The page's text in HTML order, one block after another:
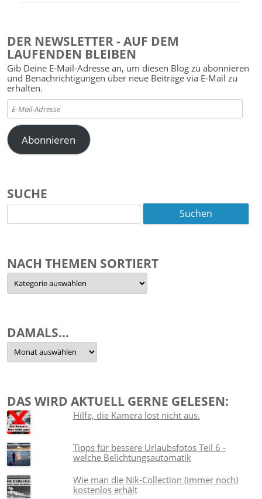
DER NEWSLETTER - AUF DEM
LAUFENDEN BLEIBEN
Gib Deine E-Mail-Adresse an, um diesen Blog zu abonnieren
und Benachrichtigungen über neue Beiträge via E-Mail zu
erhalten.
E-
Mail-
Adresse
Abonnieren
SUCHE
Suchen
nach:
NACH THEMEN SORTIERT
Nach
Themen
sortiert
DAMALS…
Damals…
DAS WIRD AKTUELL GERNE GELESEN:
Hilfe, die Kamera löst nicht aus.
Tipps für bessere Urlaubsfotos Teil 6 -
welche Belichtungsautomatik
Wie man die Nik-Collection (immer noch)
kostenlos erhält